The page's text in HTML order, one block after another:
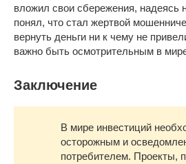
вложил свои сбережения, надеясь
понял, что стал жертвой
вернуть деньги ни к чему не
важно быть осмотрительным в
Заключение
В мире инвестиций
осторожным и
потребителем. Проекты,